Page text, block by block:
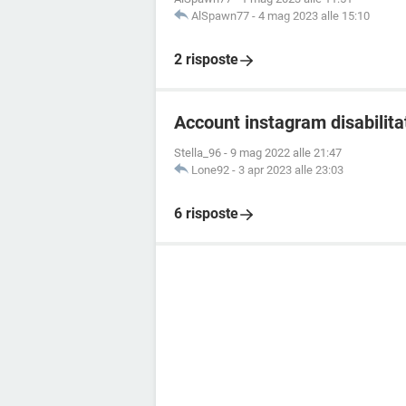
AlSpawn77 - 4 mag 2023 alle 15:10
2 risposte
Account instagram
Stella_96 - 9 mag 2022 alle 21:47
Lone92 - 3 apr 2023 alle 23:03
6 risposte